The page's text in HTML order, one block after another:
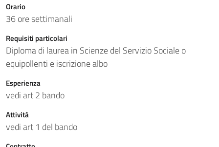
Orario
36 ore settimanali
Requisiti particolari
Diploma di laurea in Scienze del Servizio Sociale o
equipollenti e iscrizione albo
Esperienza
vedi art 2 bando
Attività
vedi art 1 del bando